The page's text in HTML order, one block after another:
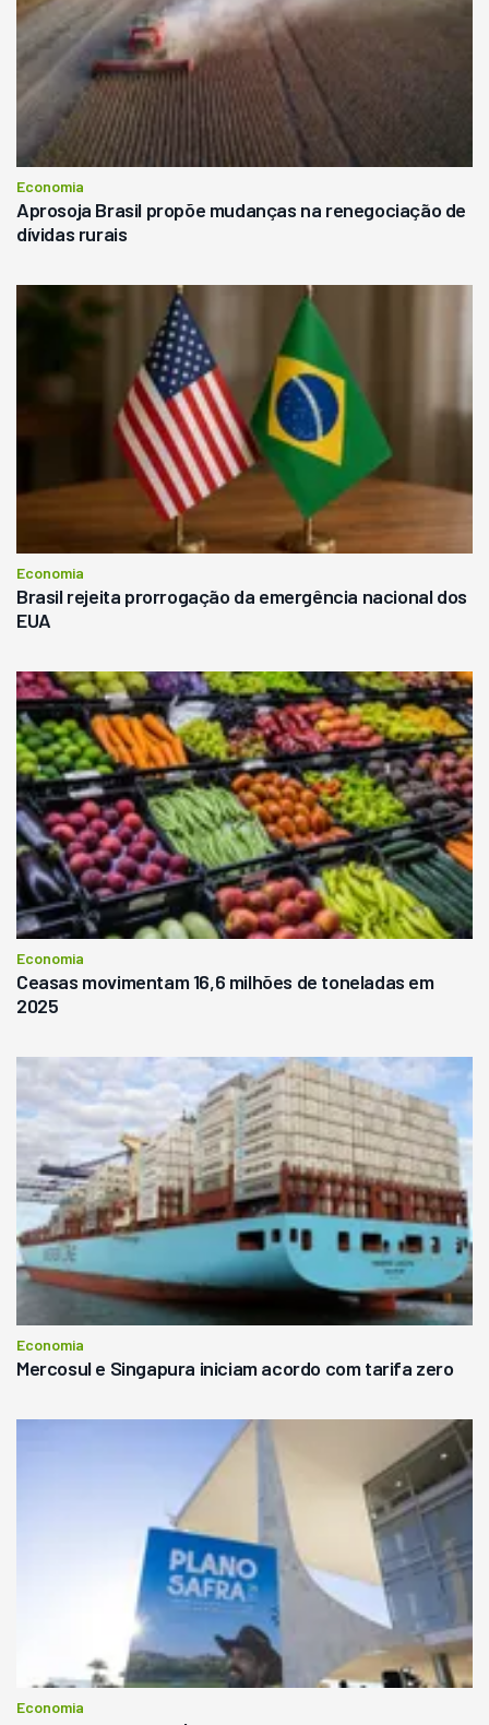
Economia
Aprosoja Brasil propõe mudanças na renegociação de
dívidas rurais
Economia
Brasil rejeita prorrogação da emergência nacional dos
EUA
Economia
Ceasas movimentam 16,6 milhões de toneladas em
2025
Economia
Mercosul e Singapura iniciam acordo com tarifa zero
Economia